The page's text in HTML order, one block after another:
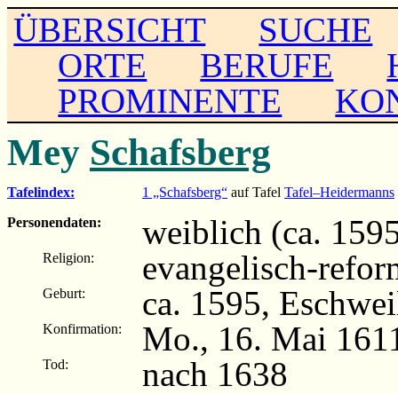
ÜBERSICHT
SUCHE
ORTE
BERUFE
PROMINENTE
Mey Schafsberg
Tafelindex: 1 „Schafsberg“ auf Tafel Tafel–Heidermanns
Personendaten:
weiblich (ca.
Religion: evangelisch-
Geburt: ca. 1595,
Konfirmation: Mo., 16. Mai
Tod: nach 1638